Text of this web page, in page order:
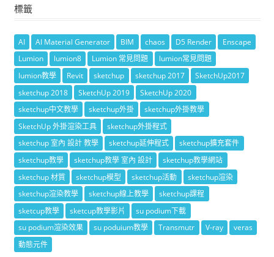
標籤
AI AI Material Generator BIM chaos D5 Render
Enscape
Lumion
lumion8 Lumion 常見問題
lumion常見問題
lumion教學
Revit sketchup sketchup 2017
SketchUp2017
sketchup 2018
SketchUp 2019
SketchUp 2020
sketchup中文教學
sketchup外掛
sketchup外掛教學
SketchUp 外掛渲染工具
sketchup外掛程式
sketchup 室內 設計 教學
sketchup延伸程式
sketchup擴充套件
sketchup教學
sketchup教學 室內 設計
sketchup教學網站
sketchup 材質
sketchup模型 sketchup活動
sketchup渲染
sketchup渲染教學
sketchup線上教學
sketchup課程
sketcup教學
sketcup教學影片
su podium下載
su podium渲染效果
su poduium教學 Transmutr V-ray
veras
動態元件